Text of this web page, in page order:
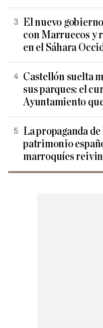
El nuevo
con Marruecos y
en el Sáhara
Castellón suelta
sus parques: el
Ayuntamiento
La propaganda
patrimonio
marroquíes